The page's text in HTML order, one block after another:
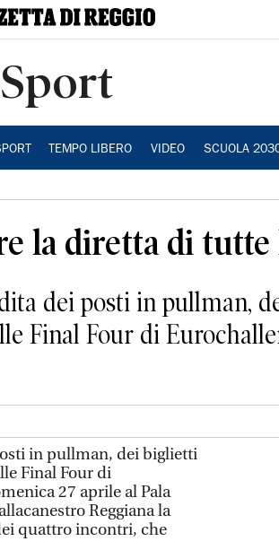
Sport
TEMPO LIBERO VIDEO SCUOLA
la diretta di
dei posti in pullman,
Final Four di
in pullman, dei biglietti
Final Four di
27 aprile al Pala
Reggiana la
quattro incontri, che